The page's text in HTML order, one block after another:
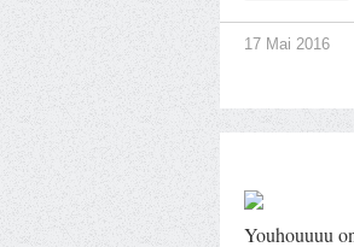
17 Mai 2016
Youhouuuu